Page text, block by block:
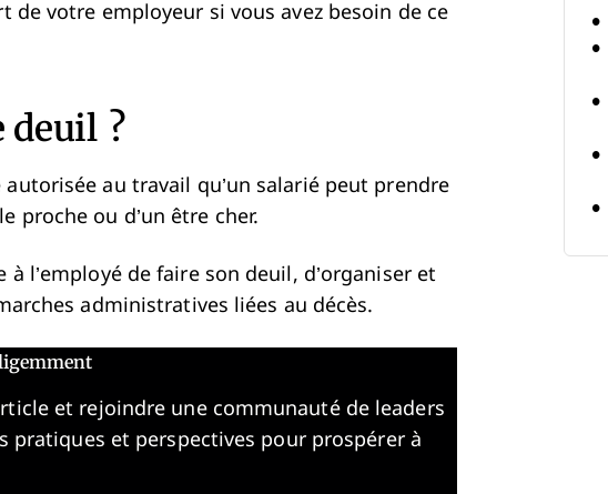
votre employeur si vous avez besoin de ce
deuil ?
au travail qu’un salarié peut prendre
proche ou d’un être cher.
l’employé de faire son deuil, d’organiser et
administratives liées au décès.
et rejoindre une communauté de leaders
et perspectives pour prospérer à